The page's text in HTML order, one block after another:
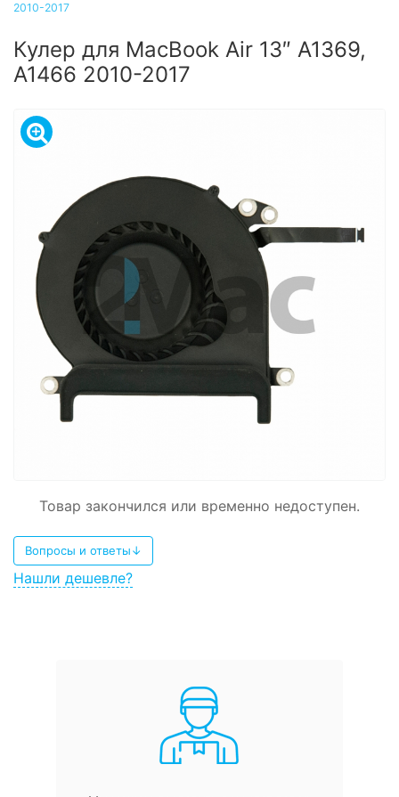
2010-2017
Кулер для MacBook Air 13″ A1369,
A1466 2010-2017
Товар закончился или временно недоступен.
Вопросы и ответы↓
Нашли дешевле?